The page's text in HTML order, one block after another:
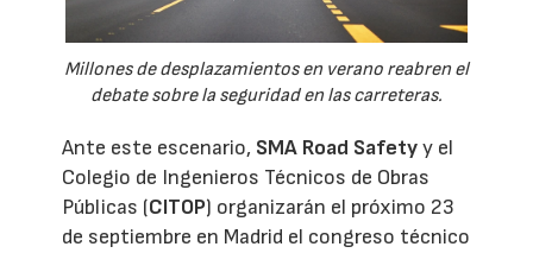
Millones de desplazamientos en verano reabren el
debate sobre la seguridad en las carreteras.
Ante este escenario, SMA Road Safetyy el
Colegio de Ingenieros Técnicos de Obras
Públicas (CITOP) organizarán el próximo 23
de septiembre en Madrid el congreso técnico